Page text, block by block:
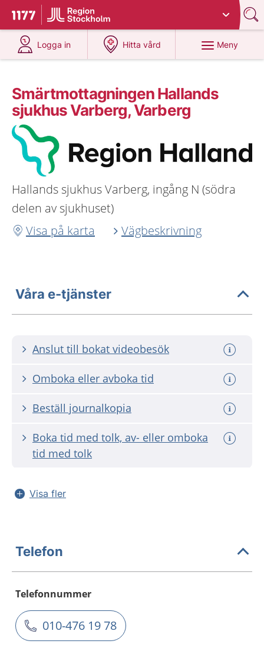
Till startsidan för 1177
Du har valt region
Logga in
på 1177.se
Hitta vård
på 1177.se
Meny
Smärtmottagningen Hallands
sjukhus Varberg, Varberg
Hallands sjukhus Varberg, ingång N (södra
delen av sjukhuset)
Visa på karta
Vägbeskrivning
Våra e-tjänster
Anslut till bokat videobesök
Omboka eller avboka tid
Beställ journalkopia
Boka tid med tolk, av- eller omboka
tid med tolk
Visa fler
Telefon
Telefonnummer
010-476 19 78